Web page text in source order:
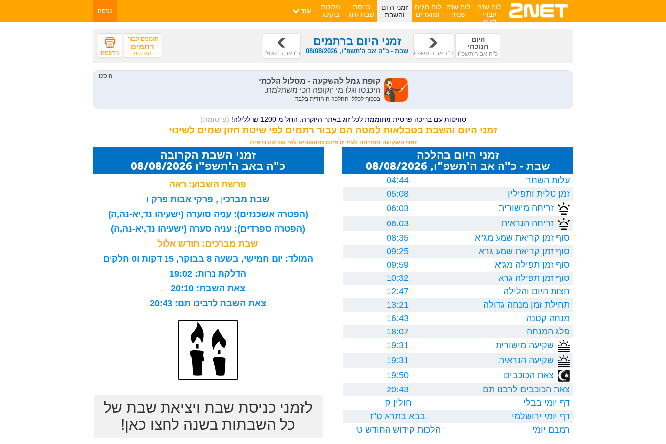
לוח שנה
עברי
לועזי
לוח שנה
שנתי
לוח חגים
ומועדים
זמני היום
והשבת
כניסת
שבת וחג
מלונות
בוקינג
עוד כניסה
הזמנים עבור:
רתמים
הגדרות הדפסה
היום
הנוכחי
כ"ה אב ה'תשפ"ו כ"ד אב ה'תשפ"ו
זמני היום ברתמים
שבת - כ"ה אב ה'תשפ"ו, 08/08/2026 כ"ו אב ה'תשפ"ו
סוויטות עם בריכה פרטית מחוממת לכל זוג באתר היוקרה. החל מ-1200 ₪ ללילה! (פרסומת)
זמני היום והשבת בטבלאות למטה הם עבור רתמים לפי שיטת חזון שמים
זמני השקיעה והזריחה לעיר זו אינם מחושבים לפי שקיעה נראית
זמני היום בהלכה
שבת - כ"ה אב ה'תשפ"ו, 08/08/2026
עלות השחר
04:44
זמן טלית ותפילין
05:08
זריחה מישורית
06:03
זריחה הנראית
06:03
סוף זמן קריאת שמע מג"א
08:35
סוף זמן קריאת שמע גרא
09:25
סוף זמן תפילה מג"א
09:59
סוף זמן תפילה גרא
10:32
חצות היום והלילה
12:47
תחילת זמן מנחה גדולה
13:21
מנחה קטנה
16:43
פלג המנחה
18:07
שקיעה מישורית
19:31
שקיעה הנראית
19:31
צאת הכוכבים
19:50
צאת הכוכבים לרבנו תם
20:43
דף יומי בבלי
חולין ק'
דף יומי ירושלמי
בבא בתרא ט"ז
רמבם יומי
הלכות קידוש החודש ט'
זמני השבת הקרובה
כ"ה באב ה'תשפ"ו 08/08/2026
פרשת השבוע: ראה
שבת מברכין , פרקי אבות פרק ו
(הפטרה אשכנזים): עניה סוערה (ישעיהו נד,יא-נה,ה)
(הפטרה ספרדים): עניה סערה (ישעיהו נד,יא-נה,ה)
שבת מברכים: חודש אלול
המולד: יום חמישי, בשעה 8 בבוקר, 15 דקות ו0 חלקים
הדלקת נרות: 19:02
צאת השבת: 20:10
צאת השבת לרבינו תם: 20:43
לזמני כניסת שבת ויציאת שבת של
כל השבתות בשנה לחצו כאן!